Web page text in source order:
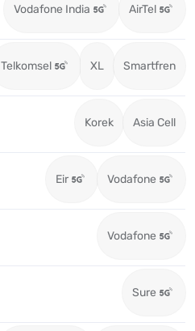
Vodafone India AirTel
Telkomsel XL Smartfren
Korek Asia Cell
Eir Vodafone
Vodafone
Sure